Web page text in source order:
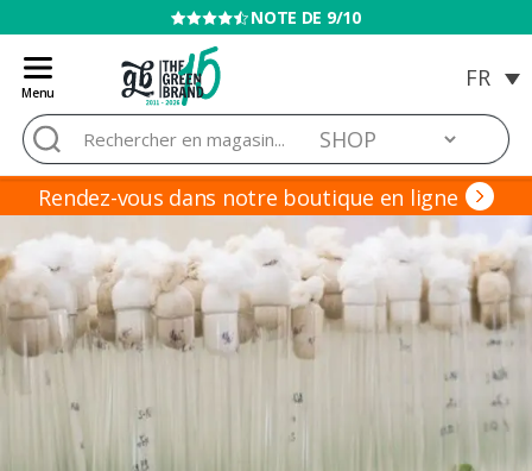
VENTE INTERDITE AUX MINEURS
Menu
Blog
de
Grow
Barato
Rechercher :
Rendez-vous dans notre boutique en ligne